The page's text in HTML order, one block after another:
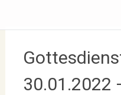
Christus Zuerst
30.01.2022